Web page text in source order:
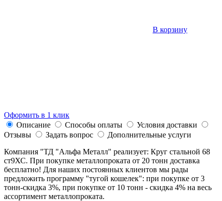
В корзину
Оформить в 1 клик
Описание
Способы оплаты
Условия доставки
Отзывы
Задать вопрос
Дополнительные услуги
Компания "ТД "Альфа Металл" реализует: Круг стальной 68
ст9ХС. При покупке металлопроката от 20 тонн доставка
бесплатно! Для наших постоянных клиентов мы рады
предложить программу "тугой кошелек": при покупке от 3
тонн-скидка 3%, при покупке от 10 тонн - скидка 4% на весь
ассортимент металлопроката.